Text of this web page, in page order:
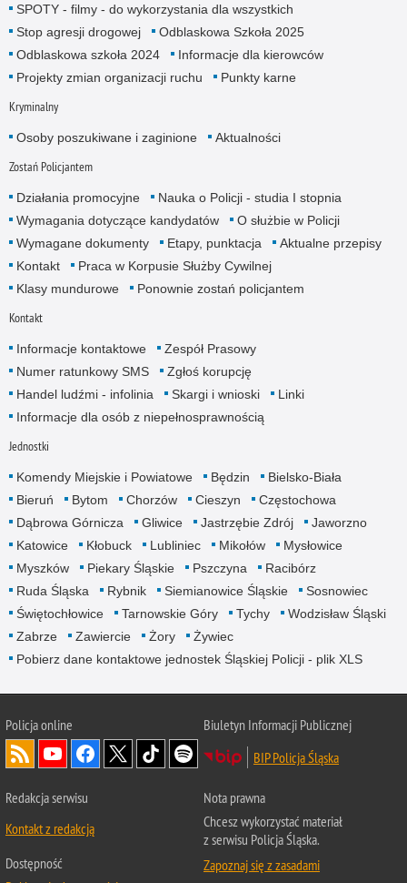
SPOTY - filmy - do wykorzystania dla wszystkich
Stop agresji drogowej
Odblaskowa Szkoła 2025
Odblaskowa szkoła 2024
Informacje dla kierowców
Projekty zmian organizacji ruchu
Punkty karne
Kryminalny
Osoby poszukiwane i zaginione Aktualności
Zostań Policjantem
Działania promocyjne
Nauka o Policji - studia I stopnia
Wymagania dotyczące kandydatów
O służbie w Policji
Wymagane dokumenty
Etapy, punktacja
Aktualne przepisy
Kontakt
Praca w Korpusie Służby Cywilnej
Klasy mundurowe
Ponownie zostań policjantem
Kontakt
Informacje kontaktowe
Zespół Prasowy
Numer ratunkowy SMS
Zgłoś korupcję
Handel ludźmi - infolinia
Skargi i wnioski
Linki
Informacje dla osób z niepełnosprawnością
Jednostki
Komendy Miejskie i Powiatowe Będzin
Bielsko-Biała
Bieruń
Bytom Chorzów Cieszyn
Częstochowa
Dąbrowa Górnicza
Gliwice Jastrzębie Zdrój
Jaworzno
Katowice
Kłobuck Lubliniec Mikołów
Mysłowice
Myszków
Piekary Śląskie Pszczyna
Racibórz
Ruda Śląska
Rybnik Siemianowice Śląskie
Sosnowiec
Świętochłowice
Tarnowskie Góry Tychy
Wodzisław Śląski
Zabrze
Zawiercie Żory
Żywiec
Pobierz dane kontaktowe jednostek Śląskiej Policji - plik XLS
Policja online
Biuletyn Informacji Publicznej
BIP Policja Śląska
Redakcja serwisu
Kontakt z redakcją
Dostępność
Nota prawna
Chcesz wykorzystać materiał
z serwisu Policja Śląska.
Zapoznaj się z zasadami